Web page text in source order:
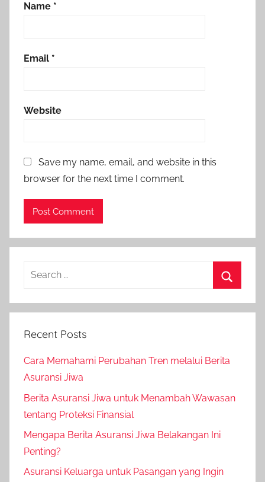
Name *
Email *
Website
Save my name, email, and website in this
browser for the next time I comment.
Recent Posts
Cara Memahami Perubahan Tren melalui Berita
Asuransi Jiwa
Berita Asuransi Jiwa untuk Menambah Wawasan
tentang Proteksi Finansial
Mengapa Berita Asuransi Jiwa Belakangan Ini
Penting?
Asuransi Keluarga untuk Pasangan yang Ingin